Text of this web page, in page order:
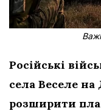
Російські
села Веселе
розширити